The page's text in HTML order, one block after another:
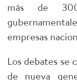
más de
empresas
​Los debates se
de nueva